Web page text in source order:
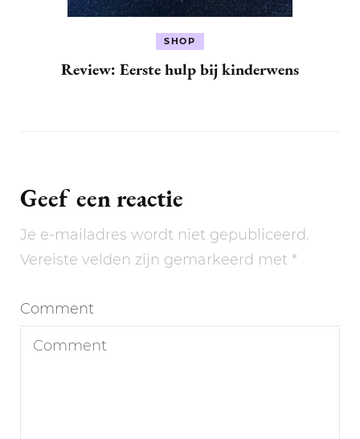
SHOP
Review: Eerste hulp bij kinderwens
Geef een reactie
Je e-mailadres wordt niet gepubliceerd.
Vereiste velden zijn gemarkeerd met *
Comment